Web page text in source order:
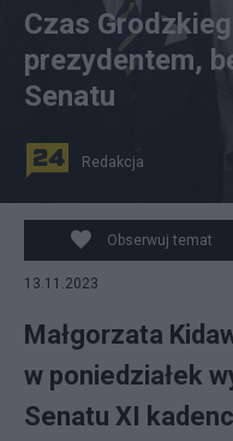
Nowo wybrana
(C). Fot. PAP/Paweł
Czas
prezydentem,
Senatu
Redakcja
Obserwuj temat
13.11.2023
Małgorzata
w poniedziałek
Senatu XI